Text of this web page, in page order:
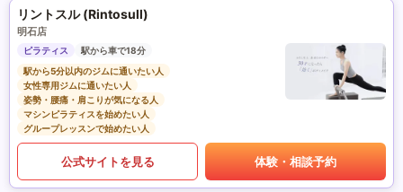
リントスル (Rintosull)
明石店
ピラティス
駅から車で18分
駅から5分以内のジムに通いたい人
女性専用ジムに通いたい人
姿勢・腰痛・肩こりが気になる人
マシンピラティスを始めたい人
グループレッスンで始めたい人
公式サイトを見る 体験・相談予約